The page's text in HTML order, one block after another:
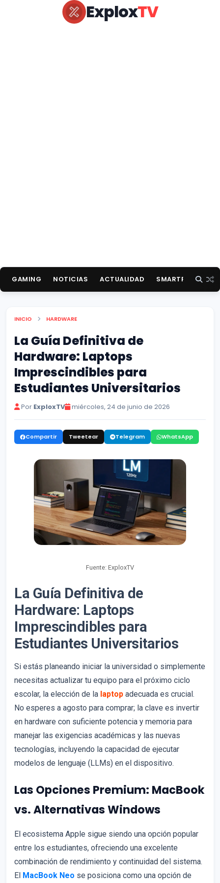
ExploxTV
GAMING NOTICIAS ACTUALIDAD SMARTPHONES
INICIO HARDWARE
La Guía Definitiva de
Hardware: Laptops
Imprescindibles para
Estudiantes Universitarios
Por ExploxTV miércoles, 24 de junio de 2026
Compartir Tweetear Telegram WhatsApp
Fuente: ExploxTV
La Guía Definitiva de
Hardware: Laptops
Imprescindibles para
Estudiantes Universitarios
Si estás planeando iniciar la universidad o simplemente
necesitas actualizar tu equipo para el próximo ciclo
escolar, la elección de la laptop adecuada es crucial.
No esperes a agosto para comprar; la clave es invertir
en hardware con suficiente potencia y memoria para
manejar las exigencias académicas y las nuevas
tecnologías, incluyendo la capacidad de ejecutar
modelos de lenguaje (LLMs) en el dispositivo.
Las Opciones Premium: MacBook
vs. Alternativas Windows
El ecosistema Apple sigue siendo una opción popular
entre los estudiantes, ofreciendo una excelente
combinación de rendimiento y continuidad del sistema.
El MacBook Neo se posiciona como una opción de